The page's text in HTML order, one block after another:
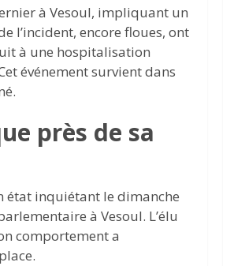
à Vesoul, impliquant un
l’incident, encore floues, ont
à une hospitalisation
événement survient dans
près de sa
état inquiétant le dimanche
à Vesoul. L’élu
comportement a